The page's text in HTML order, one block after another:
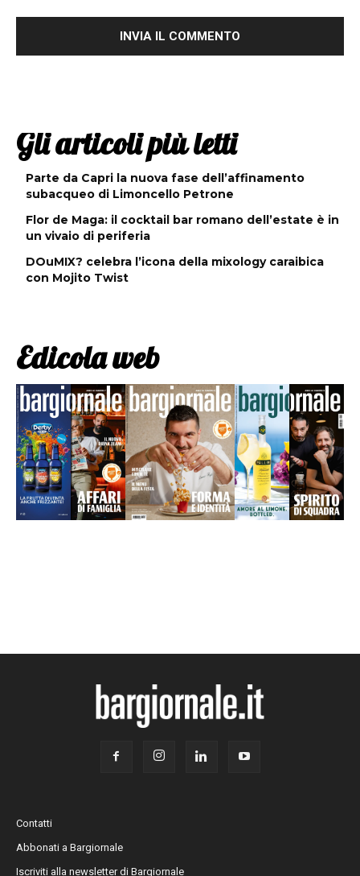
Gli articoli più letti
Parte da Capri la nuova fase dell’affinamento
subacqueo di Limoncello Petrone
Flor de Maga: il cocktail bar romano dell’estate è in
un vivaio di periferia
DOuMIX? celebra l’icona della mixology caraibica
con Mojito Twist
Edicola web
Contatti
Abbonati a Bargiornale
Iscriviti alla newsletter di Bargiornale